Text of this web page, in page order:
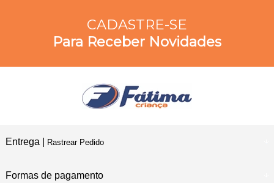
CADASTRE-SE
Para Receber Novidades
Entrega | Rastrear Pedido
Formas de pagamento